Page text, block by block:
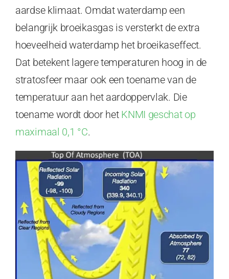
aardse klimaat. Omdat waterdamp een
belangrijk broeikasgas is versterkt de extra
hoeveelheid waterdamp het broeikaseffect.
Dat betekent lagere temperaturen hoog in de
stratosfeer maar ook een toename van de
temperatuur aan het aardoppervlak. Die
toename wordt door het KNMI geschat op
maximaal 0,1 °C.